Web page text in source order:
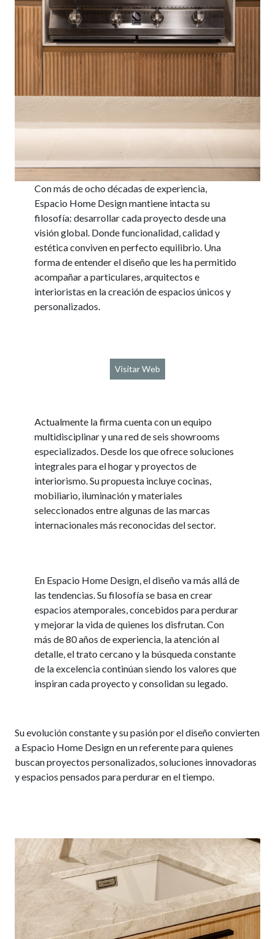
Con más de ocho décadas de experiencia,
Espacio Home Design mantiene intacta su
filosofía: desarrollar cada proyecto desde una
visión global. Donde funcionalidad, calidad y
estética conviven en perfecto equilibrio. Una
forma de entender el diseño que les ha permitido
acompañar a particulares, arquitectos e
interioristas en la creación de espacios únicos y
personalizados.
Visitar Web
Actualmente la firma cuenta con un equipo
multidisciplinar y una red de seis showrooms
especializados. Desde los que ofrece soluciones
integrales para el hogar y proyectos de
interiorismo. Su propuesta incluye cocinas,
mobiliario, iluminación y materiales
seleccionados entre algunas de las marcas
internacionales más reconocidas del sector.
En Espacio Home Design, el diseño va más allá de
las tendencias. Su filosofía se basa en crear
espacios atemporales, concebidos para perdurar
y mejorar la vida de quienes los disfrutan. Con
más de 80 años de experiencia, la atención al
detalle, el trato cercano y la búsqueda constante
de la excelencia continúan siendo los valores que
inspiran cada proyecto y consolidan su legado.
Su evolución constante y su pasión por el diseño convierten
a Espacio Home Design en un referente para quienes
buscan proyectos personalizados, soluciones innovadoras
y espacios pensados para perdurar en el tiempo.